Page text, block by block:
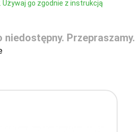
go zgodnie z instrukcją
Przepraszamy.